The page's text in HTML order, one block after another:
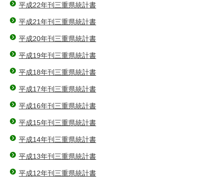
平成22年刊三重県統計書
平成21年刊三重県統計書
平成20年刊三重県統計書
平成19年刊三重県統計書
平成18年刊三重県統計書
平成17年刊三重県統計書
平成16年刊三重県統計書
平成15年刊三重県統計書
平成14年刊三重県統計書
平成13年刊三重県統計書
平成12年刊三重県統計書